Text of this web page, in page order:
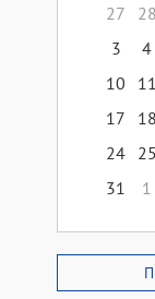
27
28
3
4
10
11
17
18
24 25
31
1